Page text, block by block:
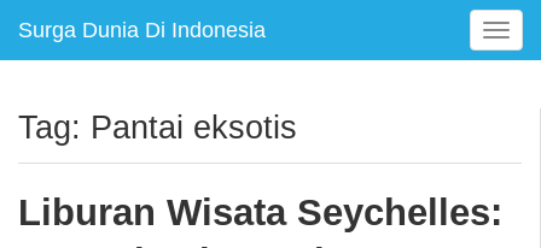
Surga Dunia Di Indonesia
T
o
e
a
Tag: Pantai eksotis
Liburan Wisata Seychelles: